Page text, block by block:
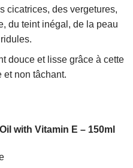
cicatrices, des vergetures,
du teint inégal, de la peau
douce et lisse grâce à cette
et non tâchant.
with Vitamin E – 150ml